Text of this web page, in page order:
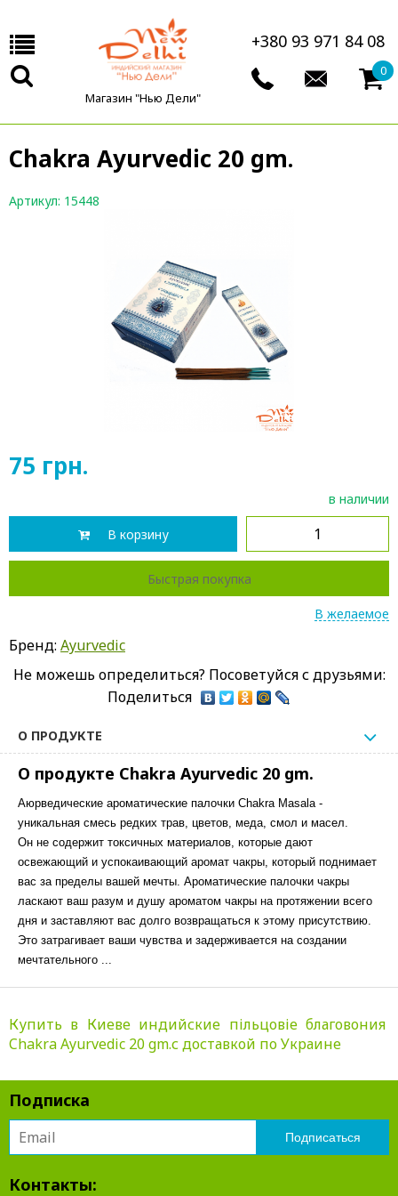
Магазин "Нью Дели"
+380 93 971 84 08
0
Chakra Ayurvedic 20 gm.
Артикул: 15448
75 грн.
в наличии
В корзину
Быстрая покупка
В желаемое
Бренд: Ayurvedic
Не можешь определиться? Посоветуйся с друзьями:
Поделиться
О ПРОДУКТЕ
О продукте Chakra Ayurvedic 20 gm.
Аюрведические ароматические палочки Chakra Masala -
уникальная смесь редких трав, цветов, меда, смол и масел.
Он не содержит токсичных материалов, которые дают
освежающий и успокаивающий аромат чакры, который поднимает
вас за пределы вашей мечты. Ароматические палочки чакры
ласкают ваш разум и душу ароматом чакры на протяжении всего
дня и заставляют вас долго возвращаться к этому присутствию.
Это затрагивает ваши чувства и задерживается на создании
мечтательного ...
Купить в Киеве индийские пільцовіе благовония
Chakra Ayurvedic 20 gm.с доставкой по Украине
Подписка
Контакты: